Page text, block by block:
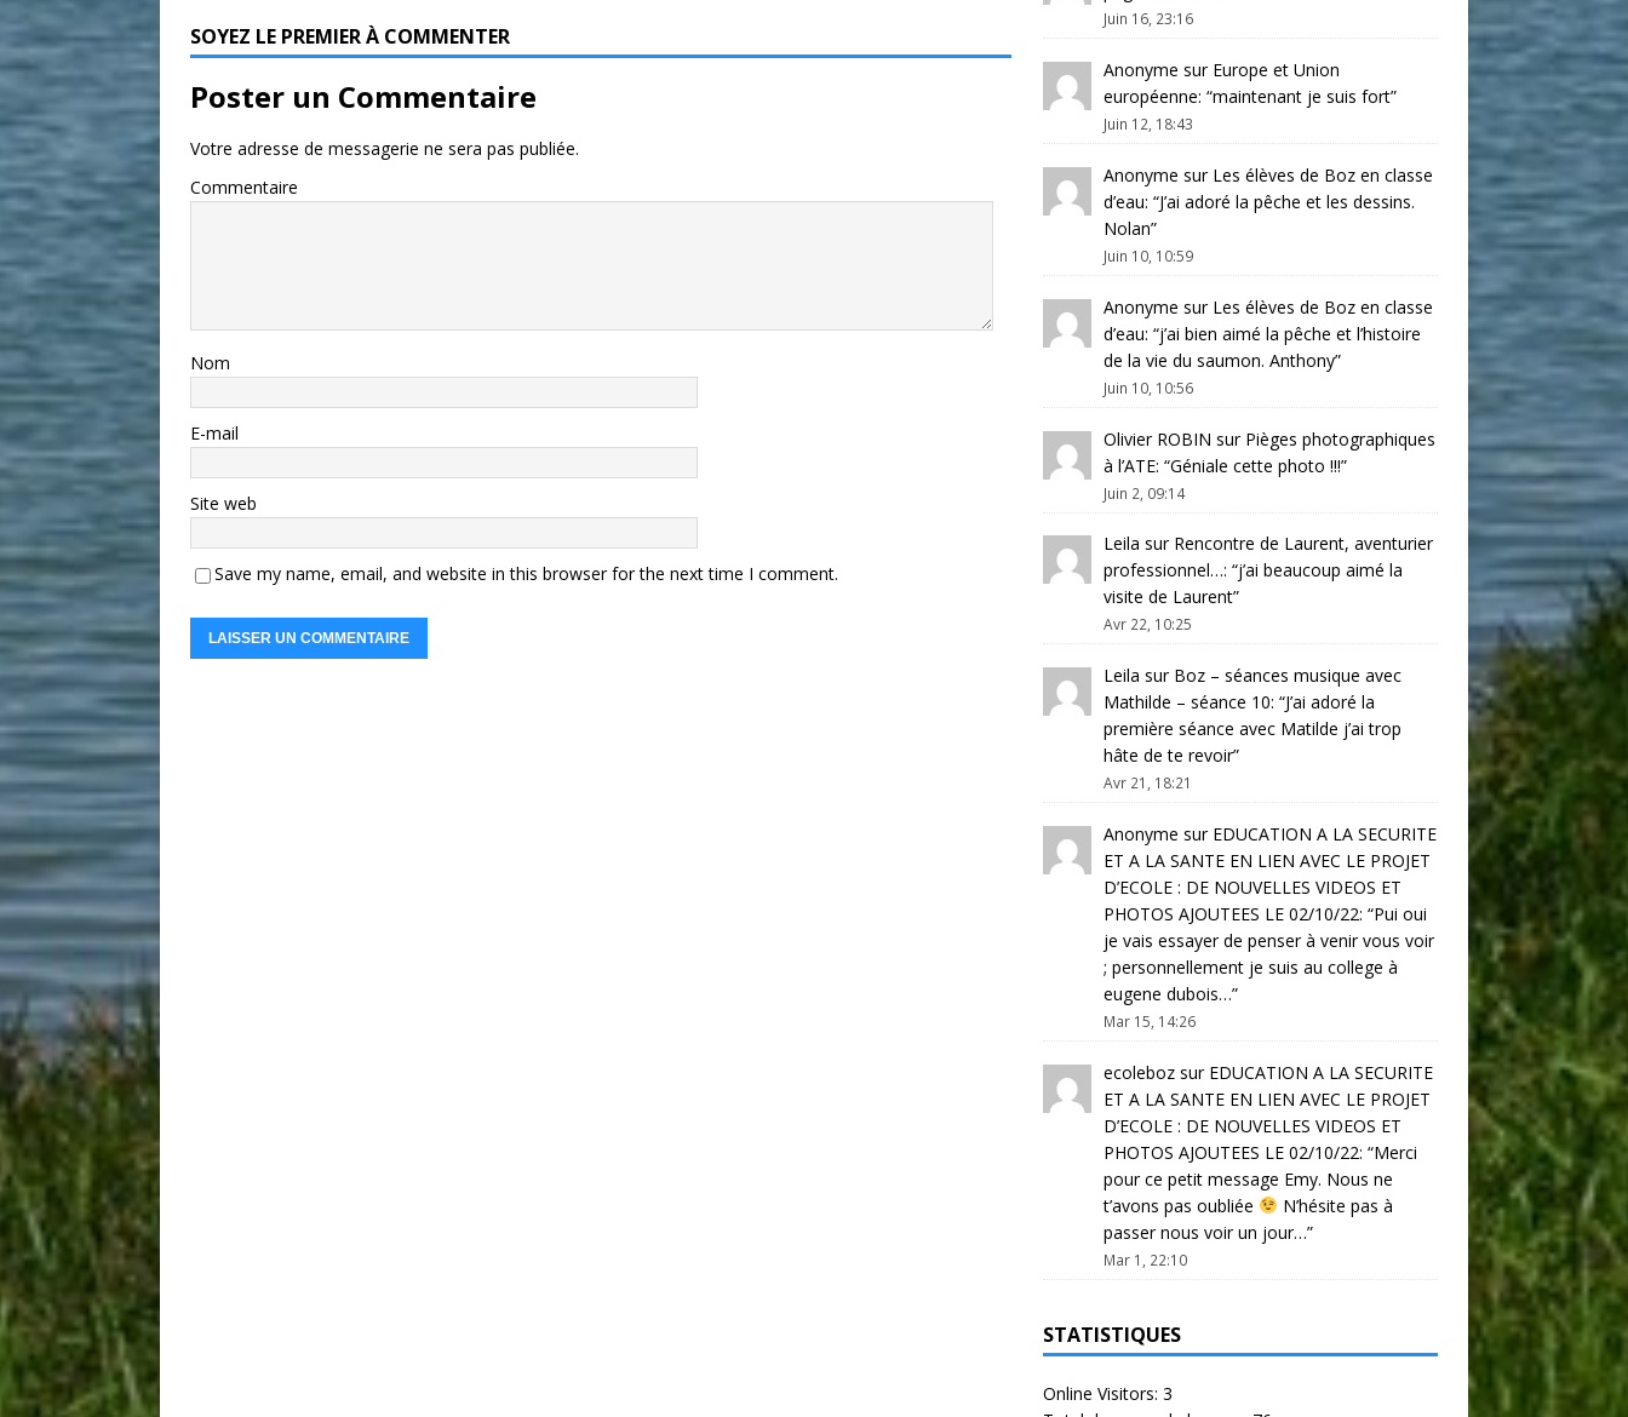
SOYEZ LE PREMIER À COMMENTER
Poster un Commentaire
Votre adresse de messagerie ne sera pas publiée.
Commentaire
Nom
E-mail
Site web
Save my name, email, and website in this browser for the next time I comment.
Juin 16, 23:16
Anonyme sur Europe et Union
européenne: “maintenant je suis fort”
Juin 12, 18:43
Anonyme sur Les élèves de Boz en classe
d’eau: “J’ai adoré la pêche et les dessins.
Nolan”
Juin 10, 10:59
Anonyme sur Les élèves de Boz en classe
d’eau: “j’ai bien aimé la pêche et l’histoire
de la vie du saumon. Anthony”
Juin 10, 10:56
Olivier ROBIN sur Pièges photographiques
à l’ATE: “Géniale cette photo !!!”
Juin 2, 09:14
Leila sur Rencontre de Laurent, aventurier
professionnel…: “j’ai beaucoup aimé la
visite de Laurent”
Avr 22, 10:25
Leila sur Boz – séances musique avec
Mathilde – séance 10: “J’ai adoré la
première séance avec Matilde j’ai trop
hâte de te revoir”
Avr 21, 18:21
Anonyme sur EDUCATION A LA SECURITE
ET A LA SANTE EN LIEN AVEC LE PROJET
D’ECOLE : DE NOUVELLES VIDEOS ET
PHOTOS AJOUTEES LE 02/10/22: “Pui oui
je vais essayer de penser à venir vous voir
; personnellement je suis au college à
eugene dubois…”
Mar 15, 14:26
ecolebozsur EDUCATION A LA SECURITE
ET A LA SANTE EN LIEN AVEC LE PROJET
D’ECOLE : DE NOUVELLES VIDEOS ET
PHOTOS AJOUTEES LE 02/10/22: “Merci
pour ce petit message Emy. Nous ne
t’avons pas oubliée
N’hésite pas à
passer nous voir un jour…”
Mar 1, 22:10
STATISTIQUES
Online Visitors: 3